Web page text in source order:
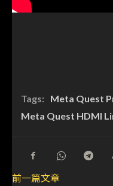
Tags: Meta Quest
Meta Quest HDMI
前一篇文章